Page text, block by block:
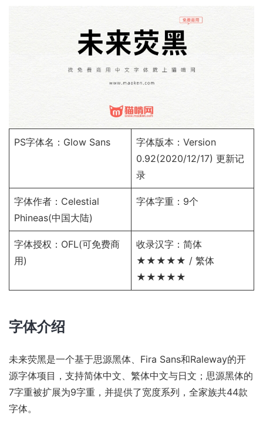
PS字体名：Glow Sans
字体版本：Version
0.92(2020/12/17) 更新记
录
字体作者：Celestial
Phineas(中国大陆)
字体字重：9个
字体授权： OFL(可免费商
用)
收录汉字：简体
★★★★★ / 繁体
★★★★★
字体介绍
未来荧黑是一个基于思源黑体、Fira Sans和Raleway的开
源字体项目，支持简体中文、繁体中文与日文；思源黑体的
7字重被扩展为9字重，并提供了宽度系列，全家族共44款
字体。